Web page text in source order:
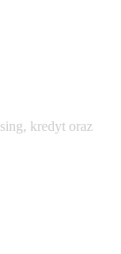
kredyt oraz